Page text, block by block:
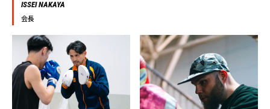
ISSEI NAKAYA
会長